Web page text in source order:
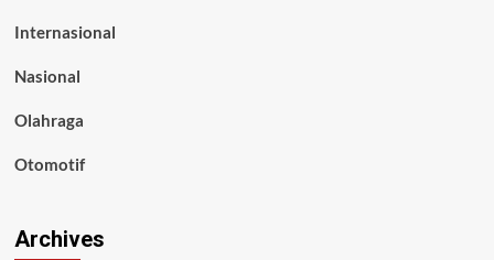
Internasional
Nasional
Olahraga
Otomotif
Archives